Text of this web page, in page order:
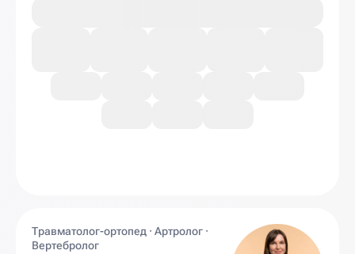
Травматолог-ортопед · Артролог ·
Вертебролог